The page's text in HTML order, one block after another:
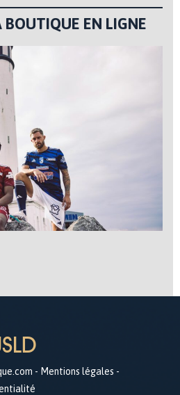
BOUTIQUE EN LIGNE
- Mentions légales -